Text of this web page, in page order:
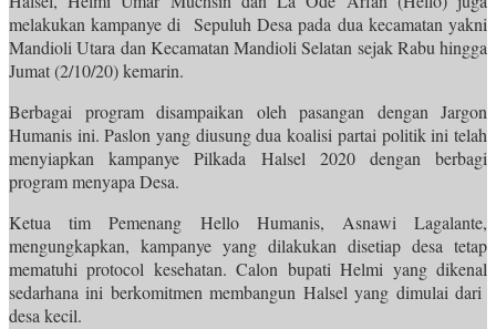
melakukan kampanye di Sepuluh Desa pada dua kecamatan yakni
Mandioli Utara dan Kecamatan Mandioli Selatan sejak Rabu hingga
Jumat (2/10/20) kemarin.
Berbagai program disampaikan oleh pasangan dengan Jargon
Humanis ini. Paslon yang diusung dua koalisi partai politik ini telah
menyiapkan kampanye Pilkada Halsel 2020 dengan berbagi
program menyapa Desa.
Ketua tim Pemenang Hello Humanis, Asnawi Lagalante,
mengungkapkan, kampanye yang dilakukan disetiap desa tetap
mematuhi protocol kesehatan. Calon bupati Helmi yang dikenal
sedarhana ini berkomitmen membangun Halsel yang dimulai dari
desa kecil.